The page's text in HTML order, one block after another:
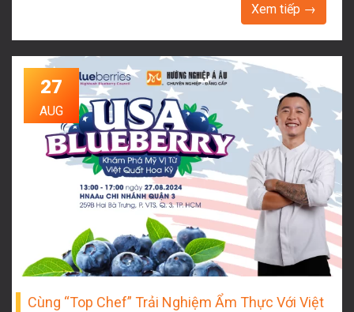
Xem tiếp →
27
AUG
Cùng “Top Chef” Trải Nghiệm Ẩm Thực Với Việt